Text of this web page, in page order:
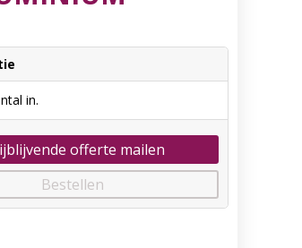
in.
offerte mailen
Bestellen